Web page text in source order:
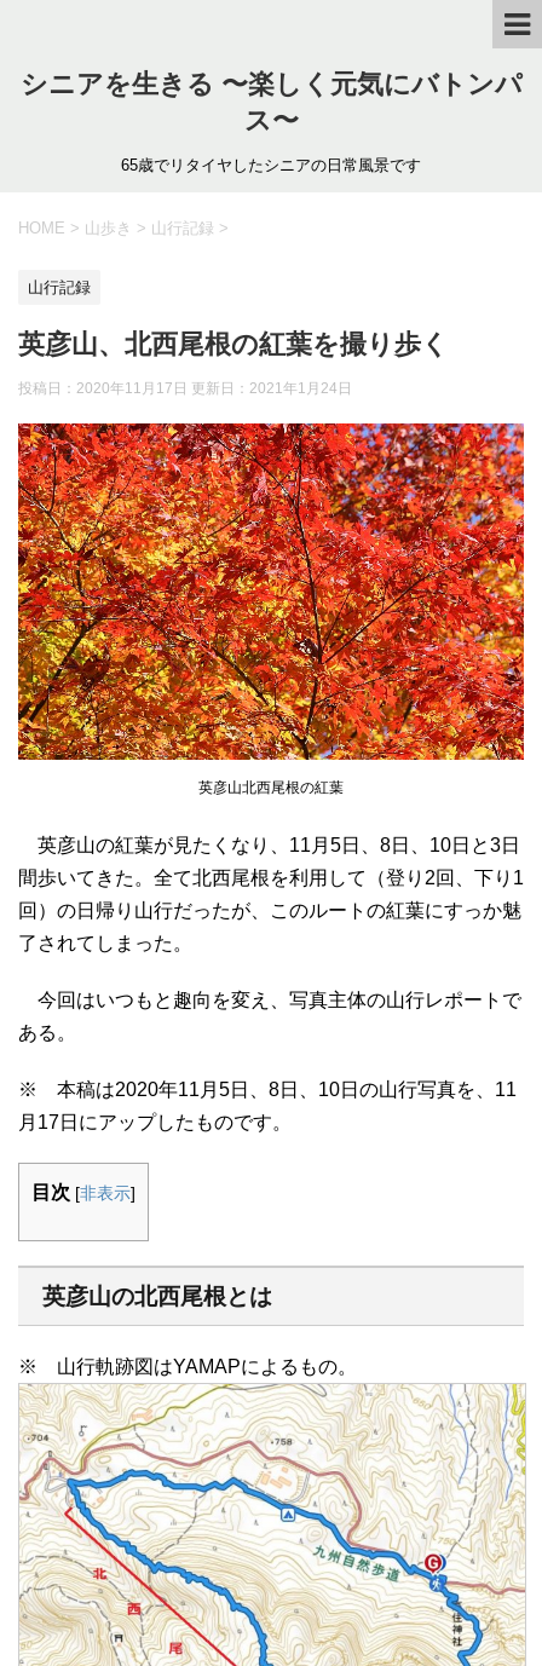
シニアを生きる 〜楽しく元気にバトンパ
ス〜
65歳でリタイヤしたシニアの日常風景です
HOME > 山歩き > 山行記録 >
山行記録
英彦山、北西尾根の紅葉を撮り歩く
投稿日：2020年11月17日 更新日： 2021年1月24日
英彦山北西尾根の紅葉
英彦山の紅葉が見たくなり、11月5日、8日、10日と3日
間歩いてきた。全て北西尾根を利用して（登り2回、下り1
回）の日帰り山行だったが、このルートの紅葉にすっか魅
了されてしまった。
今回はいつもと趣向を変え、写真主体の山行レポートで
ある。
※ 本稿は2020年11月5日、8日、10日の山行写真を、11
月17日にアップしたものです。
目次 [非表示]
英彦山の北西尾根とは
※ 山行軌跡図はYAMAPによるもの。